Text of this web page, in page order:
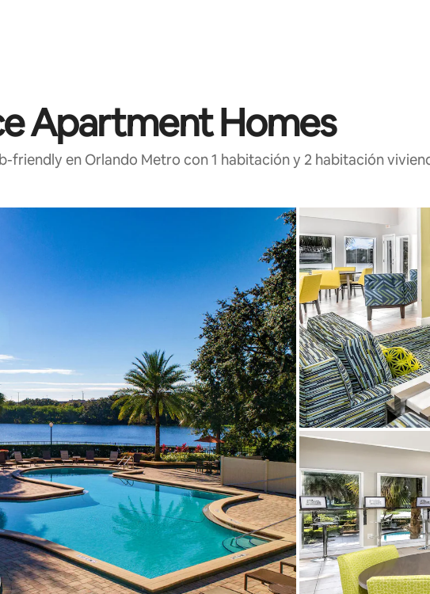
Apartment Homes
friendly en Orlando Metro con 1 habitación y 2 habitación